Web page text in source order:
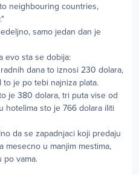
neighbouring countries,
samo jedan dan je
evo sta se dobija:
dana to iznosi 230 dolara,
to je po tebi najniza plata.
je 380 dolara, tri puta vise od
hotelima sto je 766 dolara iliti
da se zapadnjaci koji predaju
mesecno u manjim mestima,
po vama.